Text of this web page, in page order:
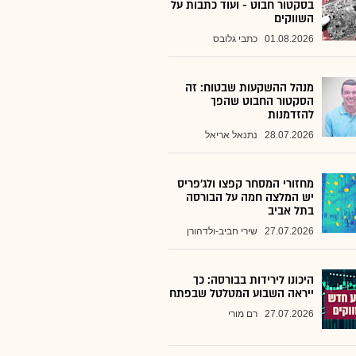
בסקטור חבוט - ועוד כתבות על
השווקים
01.08.2026 כתבי גלובס
מנהל ההשקעות שבטוח: זה
הסקטור החבוט שהפך
להזדמנות
28.07.2026 נתנאל אריאל
מחזורי המסחר קפצו ולג'פריס
יש המלצה חמה על הבורסה
בתל אביב
27.07.2026 שירי חביב-ולדהורן
היכונו לירידות בבורסה: כך
ייראה השבוע המטלטל שבפתח
27.07.2026 רם מורי